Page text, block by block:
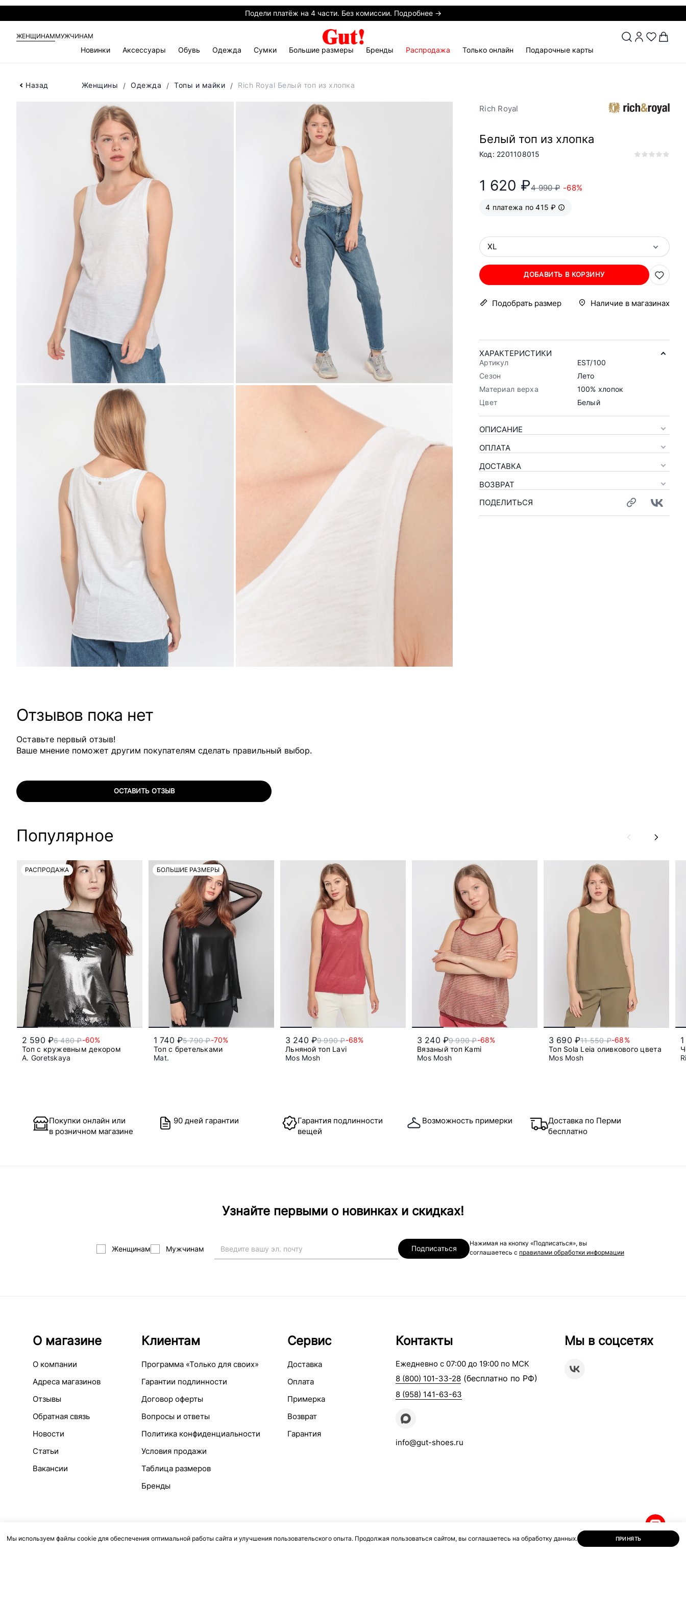
Подели платёж на 4 части. Без комиссии. Подробнее →
ЖЕНЩИНАММУЖЧИНАМ
Новинки Аксессуары Обувь Одежда Сумки Большие размеры Бренды Распродажа Только онлайн Подарочные карты
Назад Женщины Одежда Топы и майки Rich Royal Белый топ из хлопка
Rich Royal
Белый топ из хлопка
Код: 2201108015
1 620 ₽4 990 ₽ -68%
4 платежа по 415 ₽
XL
ДОБАВИТЬ В КОРЗИНУ
Подобрать размер Наличие в магазинах
ХАРАКТЕРИСТИКИ
Артикул
EST/100
Сезон
Лето
Материал верха
100% хлопок
Цвет
Белый
ОПИСАНИЕ
ОПЛАТА
ДОСТАВКА
ВОЗВРАТ
ПОДЕЛИТЬСЯ
Отзывов пока нет
Оставьте первый отзыв!
Ваше мнение поможет другим покупателям сделать правильный выбор.
ОСТАВИТЬ ОТЗЫВ
Популярное
РАСПРОДАЖА
2 590 ₽6 480 ₽-60%
Топ с кружевным декором
A. Goretskaya
БОЛЬШИЕ РАЗМЕРЫ
1 740 ₽5 790 ₽-70%
Топ с бретельками
Mat.
3 240 ₽9 990 ₽-68%
Льняной топ Lavi
Mos Mosh
3 240 ₽9 990 ₽-68%
Вязаный топ Kami
Mos Mosh
3 690 ₽11 550 ₽-68%
Топ Sola Leia оливкового цвета
Mos Mosh
Покупки онлайн или
в розничном магазине
90 дней гарантии
Гарантия подлинности
вещей
Возможность примерки
Доставка по Перми
бесплатно
Узнайте первыми о новинках и скидках!
Женщинам Мужчинам Подписаться
Нажимая на кнопку «Подписаться», вы
соглашаетесь с правилами обработки информации
О магазине
О компании
Адреса магазинов
Отзывы
Обратная связь
Новости
Статьи
Вакансии
Клиентам
Программа «Только для своих»
Гарантии подлинности
Договор оферты
Вопросы и ответы
Политика конфиденциальности
Условия продажи
Таблица размеров
Бренды
Сервис
Доставка
Оплата
Примерка
Возврат
Гарантия
Контакты
Ежедневно с 07:00 до 19:00 по МСК
8 (800) 101-33-28 (бесплатно по РФ)
8 (958) 141-63-63
info@gut-shoes.ru
Мы в соцсетях
Мы используем файлы cookie для обеспечения оптимальной работы сайта и улучшения пользовательского опыта. Продолжая пользоваться сайтом, вы соглашаетесь на обработку данных. ПРИНЯТЬ